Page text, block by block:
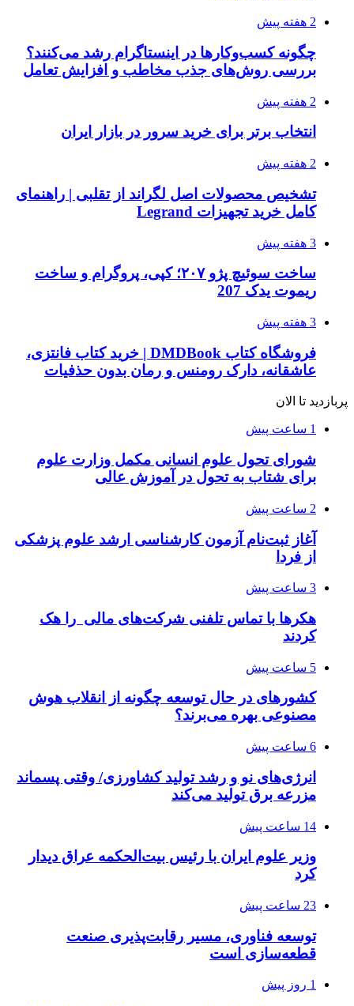
2 هفته پیش
چگونه کسب‌وکارها در اینستاگرام رشد می‌کنند؟
بررسی روش‌های جذب مخاطب و افزایش تعامل
2 هفته پیش
انتخاب برتر برای خرید سرور در بازار ایران
2 هفته پیش
تشخیص محصولات اصل لگراند از تقلبی | راهنمای
کامل خرید تجهیزات Legrand
3 هفته پیش
ساخت سوئیچ پژو ۲۰۷؛ کپی، پروگرام و ساخت
ریموت یدک 207
3 هفته پیش
فروشگاه کتاب DMDBook | خرید کتاب فانتزی،
عاشقانه، دارک رومنس و رمان بدون حذفیات
پربازدید تا الان
1 ساعت پیش
شورای تحول علوم انسانی مکمل وزارت علوم
برای شتاب به تحول در آموزش عالی
2 ساعت پیش
آغاز ثبت‌نام‌ آزمون کارشناسی ارشد علوم پزشکی
از فردا
3 ساعت پیش
هکرها با تماس تلفنی شرکت‌های مالی را هک
کردند
5 ساعت پیش
کشورهای در حال توسعه چگونه از انقلاب هوش
مصنوعی بهره می‌برند؟
6 ساعت پیش
انرژی‌های نو و رشد تولید کشاورزی/ وقتی پسماند
مزرعه‌ برق تولید می‌کند
14 ساعت پیش
وزیر علوم ایران با رئیس بیت‌الحکمه عراق دیدار
کرد
23 ساعت پیش
توسعه فناوری، مسیر رقابت‌پذیری صنعت
قطعه‌سازی است
1 روز پیش